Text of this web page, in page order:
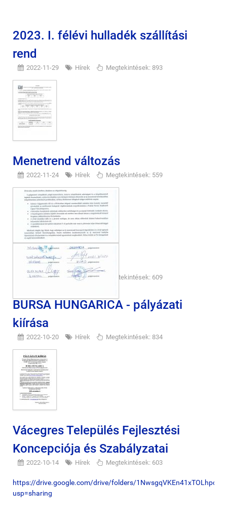
2023. I. félévi hulladék szállítási
rend
2022-11-29 Hírek Megtekintések: 893
Menetrend változás
2022-11-24 Hírek Megtekintések: 559
Közzétételi lista
2022-10-27 Hírek Megtekintések: 609
BURSA HUNGARICA - pályázati
kiírása
2022-10-20 Hírek Megtekintések: 834
Vácegres Település Fejlesztési
Koncepciója és Szabályzatai
2022-10-14 Hírek Megtekintések: 603
https://drive.google.com/drive/folders/
usp=sharing